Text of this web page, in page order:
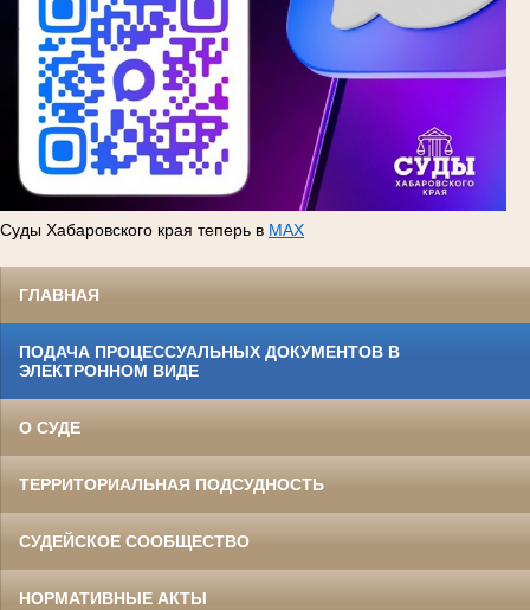
Суды Хабаровского края теперь в MAX
ГЛАВНАЯ
ПОДАЧА ПРОЦЕССУАЛЬНЫХ ДОКУМЕНТОВ В
ЭЛЕКТРОННОМ ВИДЕ
О СУДЕ
ТЕРРИТОРИАЛЬНАЯ ПОДСУДНОСТЬ
СУДЕЙСКОЕ СООБЩЕСТВО
НОРМАТИВНЫЕ АКТЫ